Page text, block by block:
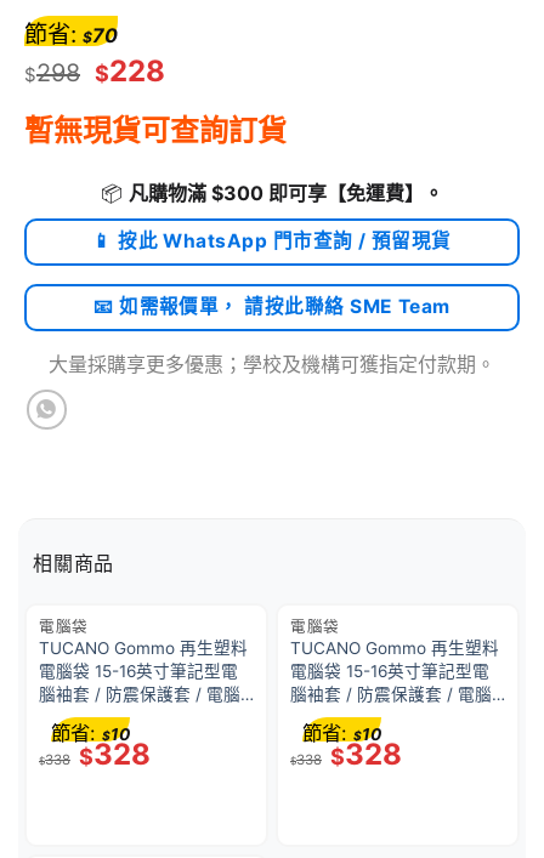
$298 $228
節省: $70
暫無現貨可查詢訂貨
📦 凡購物滿 $300 即可享 【免運費】 。
📱 按此 WhatsApp 門市查詢 / 預留現貨
📧 如需報價單， 請按此聯絡 SME Team
大量採購享更多優惠；學校及機構可獲指定付款期。
相關商品
電腦袋
TUCANO Gommo 再生塑料
電腦袋 15-16英寸筆記型電
腦袖套 / 防震保護套 / 電腦
手提袋｜意大利設計 – 灰色
｜意大利設計
$338 $328
節省: $10
電腦袋
TUCANO Gommo 再生塑料
電腦袋 15-16英寸筆記型電
腦袖套 / 防震保護套 / 電腦
手提袋｜意大利設計 – 綠色
｜意大利設計
$338 $328
節省: $10